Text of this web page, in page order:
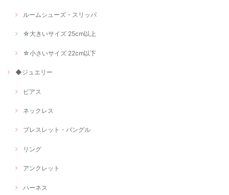
ルームシューズ・スリッパ
☆大きいサイズ 25cm以上
☆小さいサイズ 22cm以下
◆ジュエリー
ピアス
ネックレス
ブレスレット・バングル
リング
アンクレット
ハーネス